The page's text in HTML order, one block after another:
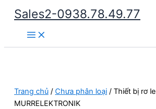
Nhảy
dung
Sales2-0938.78.49.77
Main
Menu
Trang chủ / Chưa phân loại / Thiết bị rơ le
MURRELEKTRONIK